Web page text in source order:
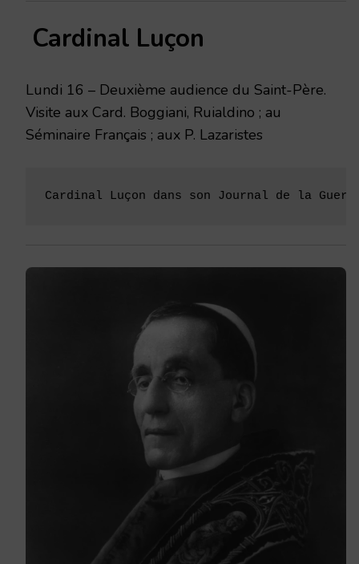
Cardinal Luçon
Lundi 16 – Deuxième audience du Saint-Père.
Visite aux Card. Boggiani, Ruialdino ; au
Séminaire Français ; aux P. Lazaristes
Cardinal Luçon dans son Journal de la